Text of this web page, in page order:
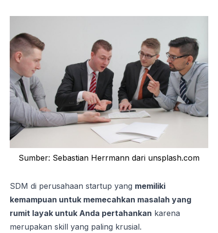
Sumber: Sebastian Herrmann dari unsplash.com
SDM di perusahaan startup yang memiliki
kemampuan untuk memecahkan masalah yang
rumit layak untuk Anda pertahankan karena
merupakan skill yang paling krusial.